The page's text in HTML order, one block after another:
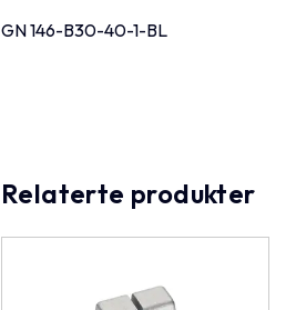
GN 146-B30-40-1-BL
Relaterte produkter